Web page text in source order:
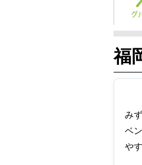
福
み
ベ
や